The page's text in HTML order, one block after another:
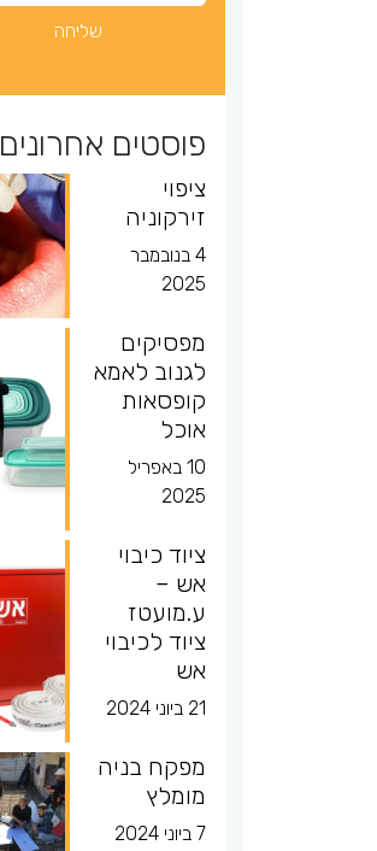
פוסטים אחרונים
ציפוי
זירקוניה
4 בנובמבר
2025
מפסיקים
לגנוב לאמא
קופסאות
אוכל
10 באפריל
2025
ציוד כיבוי
אש –
ע.מועטז
ציוד לכיבוי
אש
21 ביוני 2024
מפקח בניה
מומלץ
7 ביוני 2024